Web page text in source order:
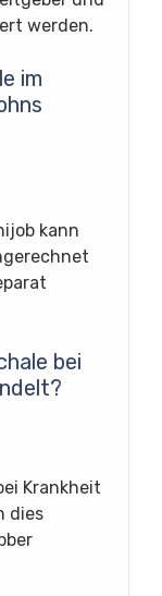
werden.
im
kann
bei
Krankheit
dies